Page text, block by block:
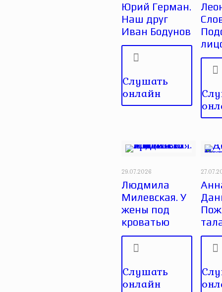
Юрий Герман.
Наш друг
Иван Бодунов
Слушать
онлайн
29.07.2026
Людмила
Милевская. У
жены под
кроватью
Слушать
онлайн